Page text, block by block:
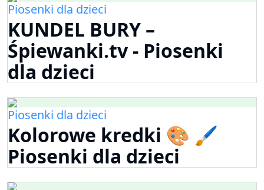
Piosenki dla dzieci
KUNDEL BURY –
Śpiewanki.tv - Piosenki
dla dzieci
Piosenki dla dzieci
Kolorowe kredki 🎨 🖌️
Piosenki dla dzieci